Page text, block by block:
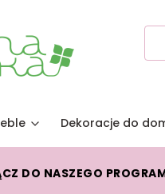
Dekoracje do
DO NASZEGO